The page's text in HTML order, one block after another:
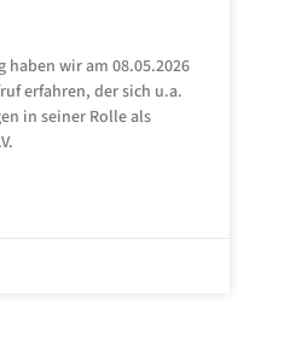
haben wir am 08.05.2026
erfahren, der sich u.a.
in seiner Rolle als